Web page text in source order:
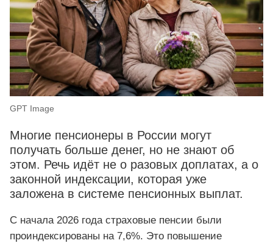
GPT Image
Многие пенсионеры в России могут
получать больше денег, но не знают об
этом. Речь идёт не о разовых доплатах, а о
законной индексации, которая уже
заложена в системе пенсионных выплат.
С начала 2026 года страховые пенсии были
проиндексированы на 7,6%. Это повышение